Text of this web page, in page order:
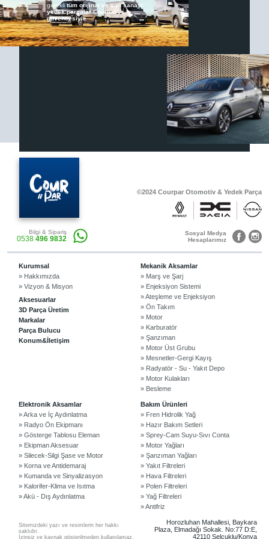
Otomobil, Suv, arazi ve ticari araçlar için
gerekli sarf malzemeler Courpar’da
Araçlarınız için bulunamayan parçaları
müşterilerimize çözüm sunuyoruz.
Renault & Dacia Araçlarınızda
Yedek Parça Çözümleri için
En Güvenilir Destek Noktası
gereklitüm orijinal ve yan sanayi
yedek parçalar Courpar
güvencesiyle
©2024 Courpar Otomotiv & Yedek Parça
Bilgi & Sipariş
0538 496 9832
Sosyal Medya
Hesaplarımız
Sitemizdeki yazı ve resimlerin her hakkı
saklıdır.
İzinsiz ve kaynak gösterilmeden kullanılamaz.
Horozluhan Mahallesi, Baykara
Plaza, Elmadağı Sokak. No:77 D:E,
42110 Selçuklu/Konya
Kurumsal
» Hakkımızda
» Vizyon & Misyon
Aksesuarlar
3D Parça Üretim
Markalar
Parça Bulucu
Konum&İletişim
Mekanik Aksamlar
» Marş ve Şarj
» Enjeksiyon Sistemi
» Ateşleme ve Enjeksiyon
» Ön Takım
» Motor
» Karburatör
» Şanzıman
» Motor Üst Grubu
» Mesnetler-Gergi Kayış
» Radyatör - Su - Yakıt Depo
» Motor Kulakları
» Besleme
Elektronik Aksamlar
» Arka ve İç Aydınlatma
» Radyo Ön Ekipmanı
» Gösterge Tablosu Eleman
» Ekipman Aksesuar
» Silecek-Silgi Şase ve Motor
» Korna ve Antidemaraj
» Kumanda ve Sinyalizasyon
» Kalorifer-Klima ve Isıtma
» Akü - Dış Aydınlatma
Bakım Ürünleri
» Fren Hidrolik Yağ
» Hazır Bakım Setleri
» Sprey-Cam Suyu-Sıvı Conta
» Motor Yağları
» Şanzıman Yağları
» Yakıt Filtreleri
» Hava Filtreleri
» Polen Filtreleri
» Yağ Filtreleri
» Antifriz